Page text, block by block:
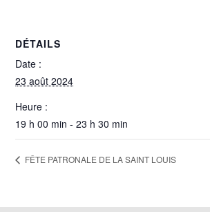
DÉTAILS
Date :
23 août 2024
Heure :
19 h 00 min - 23 h 30 min
FÊTE PATRONALE DE LA SAINT LOUIS